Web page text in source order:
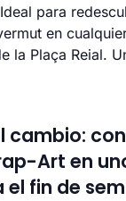
para
en
la Plaça Reial.
cambio:
Art en
el fin de